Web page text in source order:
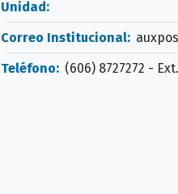
Unidad:
Correo Institucional:
Teléfono: (606) 8727272 -